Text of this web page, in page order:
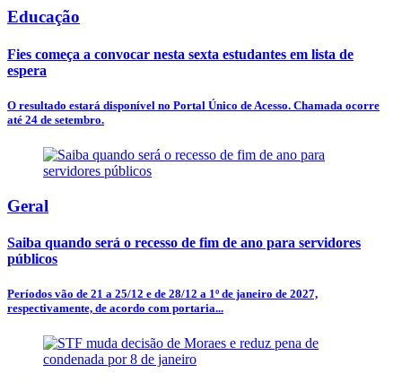
Educação
Fies começa a convocar nesta sexta estudantes em lista de
espera
O resultado estará disponível no Portal Único de Acesso. Chamada ocorre
até 24 de setembro.
Geral
Saiba quando será o recesso de fim de ano para servidores
públicos
Períodos vão de 21 a 25/12 e de 28/12 a 1º de janeiro de 2027,
respectivamente, de acordo com portaria...